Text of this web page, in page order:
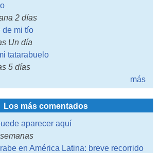
2 días
de mi tío
Un día
tatarabuelo
5 días
más
Los más comentados
aparecer aquí
en América Latina: breve recorrido